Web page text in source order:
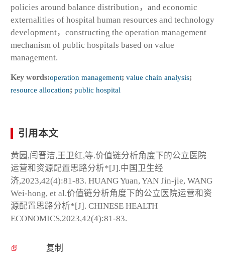
policies around balance distribution，and economic
externalities of hospital human resources and technology
development，constructing the operation management
mechanism of public hospitals based on value
management.
Key words:operation management; value chain analysis;
resource allocation; public hospital
引用本文
黄园,闫晋洁,王卫红,等.价值链分析角度下的公立医院
运营和资源配置思路分析*[J].中国卫生经
济,2023,42(4):81-83. HUANG Yuan, YAN Jin-jie, WANG
Wei-hong, et al.价值链分析角度下的公立医院运营和资
源配置思路分析*[J]. CHINESE HEALTH
ECONOMICS,2023,42(4):81-83.
复制